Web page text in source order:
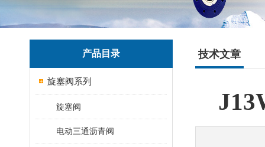
产品目录
旋塞阀系列
旋塞阀
电动三通沥青阀
技术文章